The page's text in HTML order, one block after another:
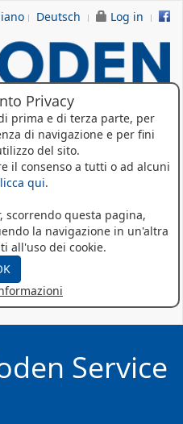
Privacy
prima e di terza parte, per
di navigazione e per fini
del sito.
il consenso a tutti o ad alcuni
qui.
scorrendo questa pagina,
la navigazione in un'altra
all'uso dei cookie.
Deutsch Log in
Service